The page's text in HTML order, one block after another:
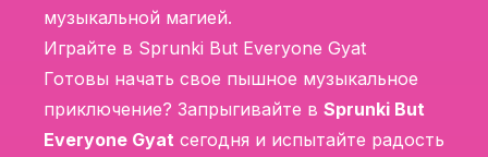
музыкальной магией.
Играйте в Sprunki But Everyone Gyat
Готовы начать свое пышное музыкальное
приключение? Запрыгивайте в Sprunki But
Everyone Gyat сегодня и испытайте радость